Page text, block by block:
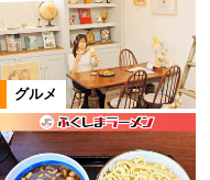
グルメ